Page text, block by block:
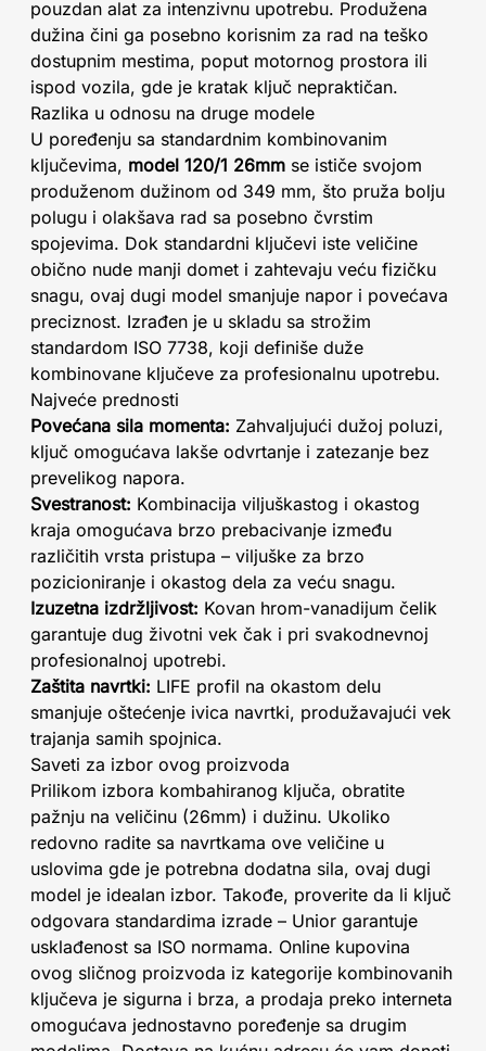
pouzdan alat za intenzivnu upotrebu. Produžena
dužina čini ga posebno korisnim za rad na teško
dostupnim mestima, poput motornog prostora ili
ispod vozila, gde je kratak ključ nepraktičan.
Razlika u odnosu na druge modele
U poređenju sa standardnim kombinovanim
ključevima, model 120/1 26mm se ističe svojom
produženom dužinom od 349 mm, što pruža bolju
polugu i olakšava rad sa posebno čvrstim
spojevima. Dok standardni ključevi iste veličine
obično nude manji domet i zahtevaju veću fizičku
snagu, ovaj dugi model smanjuje napor i povećava
preciznost. Izrađen je u skladu sa strožim
standardom ISO 7738, koji definiše duže
kombinovane ključeve za profesionalnu upotrebu.
Najveće prednosti
Povećana sila momenta: Zahvaljujući dužoj poluzi,
ključ omogućava lakše odvrtanje i zatezanje bez
prevelikog napora.
Svestranost: Kombinacija viljuškastog i okastog
kraja omogućava brzo prebacivanje između
različitih vrsta pristupa – viljuške za brzo
pozicioniranje i okastog dela za veću snagu.
Izuzetna izdržljivost: Kovan hrom-vanadijum čelik
garantuje dug životni vek čak i pri svakodnevnoj
profesionalnoj upotrebi.
Zaštita navrtki: LIFE profil na okastom delu
smanjuje oštećenje ivica navrtki, produžavajući vek
trajanja samih spojnica.
Saveti za izbor ovog proizvoda
Prilikom izbora kombahiranog ključa, obratite
pažnju na veličinu (26mm) i dužinu. Ukoliko
redovno radite sa navrtkama ove veličine u
uslovima gde je potrebna dodatna sila, ovaj dugi
model je idealan izbor. Takođe, proverite da li ključ
odgovara standardima izrade – Unior garantuje
usklađenost sa ISO normama. Online kupovina
ovog sličnog proizvoda iz kategorije kombinovanih
ključeva je sigurna i brza, a prodaja preko interneta
omogućava jednostavno poređenje sa drugim